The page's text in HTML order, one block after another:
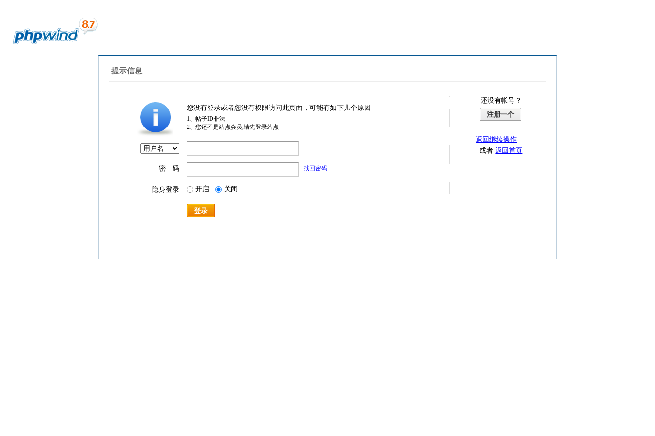
提示信息
您没有登录或者您没有权限访问此页面，可能有如下几个原因
1、帖子ID非法
2、您还不是站点会员,请先登录站点
密 码 找回密码
隐身登录 开启 关闭
登录
还没有帐号？
注册一个
返回继续操作
或者返回首页